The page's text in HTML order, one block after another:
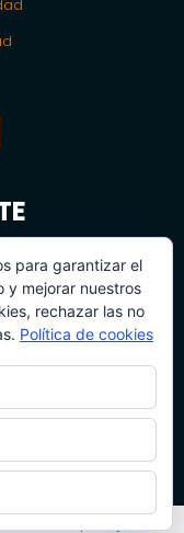
para garantizar el
y mejorar nuestros
rechazar las no
Política de cookies